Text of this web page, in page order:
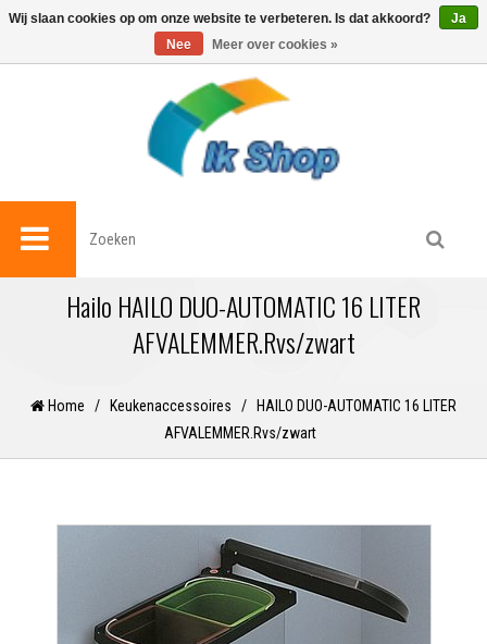
0
Hailo HAILO DUO-AUTOMATIC 16 LITER
AFVALEMMER.Rvs/zwart
Home / Keukenaccessoires /
HAILO DUO-AUTOMATIC 16 LITER
AFVALEMMER.Rvs/zwart
Wij slaan cookies op om onze website te verbeteren. Is dat akkoord?
Ja
Nee
Meer over cookies »